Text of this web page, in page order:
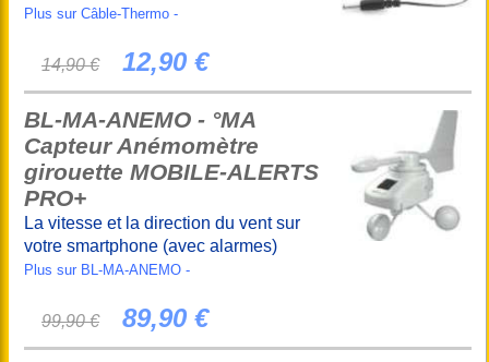
Plus sur Câble-Thermo -
14,90 € 12,90 €
BL-MA-ANEMO - °MA
Capteur Anémomètre
girouette MOBILE-ALERTS
PRO+
La vitesse et la direction du vent sur
votre smartphone (avec alarmes)
Plus sur BL-MA-ANEMO -
99,90 € 89,90 €